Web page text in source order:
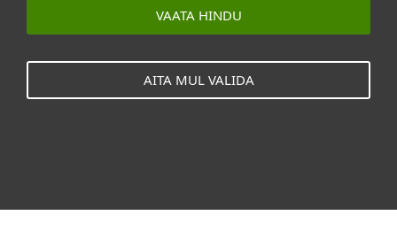
VAATA HINDU
AITA MUL VALIDA